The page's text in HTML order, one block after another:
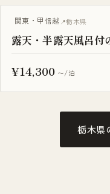
露天風呂付き客室
関東・甲信越 栃木県
露天・半露天風呂
¥14,300 〜/泊
栃木県